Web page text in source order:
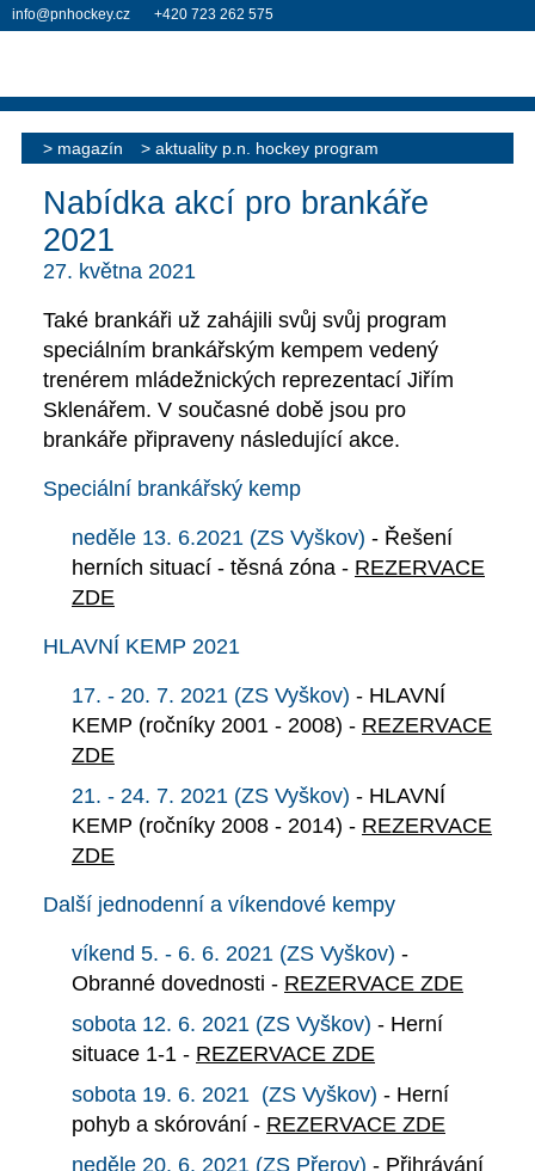
magazín aktuality p.n. hockey program
Nabídka akcí pro brankáře
2021
27. května 2021
Také brankáři už zahájili svůj svůj program
speciálním brankářským kempem vedený
trenérem mládežnických reprezentací Jiřím
Sklenářem. V současné době jsou pro
brankáře připraveny následující akce.
Speciální brankářský kemp
neděle 13. 6.2021 (ZS Vyškov) - Řešení
herních situací - těsná zóna - REZERVACE
ZDE
HLAVNÍ KEMP 2021
17. - 20. 7. 2021 (ZS Vyškov) - HLAVNÍ
KEMP (ročníky 2001 - 2008) - REZERVACE
ZDE
21. - 24. 7. 2021 (ZS Vyškov) - HLAVNÍ
KEMP (ročníky 2008 - 2014) - REZERVACE
ZDE
Další jednodenní a víkendové kempy
víkend 5. - 6. 6. 2021 (ZS Vyškov) -
Obranné dovednosti - REZERVACE ZDE
sobota 12. 6. 2021 (ZS Vyškov) - Herní
situace 1-1 - REZERVACE ZDE
sobota 19. 6. 2021 (ZS Vyškov) - Herní
pohyb a skórování - REZERVACE ZDE
neděle 20. 6. 2021 (ZS Přerov) - Přihrávání
info@pnhockey.cz +420 723 262 575